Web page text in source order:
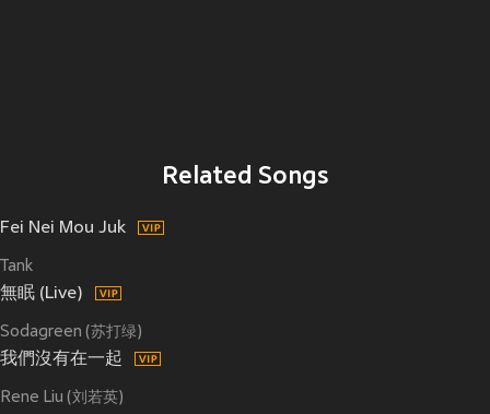
Related Songs
Fei Nei Mou Juk
Tank
無眠 (Live)
Sodagreen (苏打绿)
我們沒有在一起
Rene Liu (刘若英)